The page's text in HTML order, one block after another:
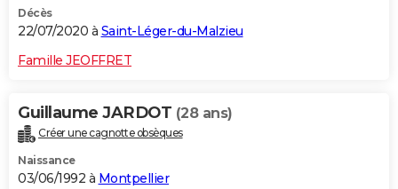
Décès
22/07/2020 à Saint-Léger-du-Malzieu
Famille JEOFFRET
Guillaume JARDOT (28 ans)
Créer une cagnotte obsèques
Naissance
03/06/1992 à Montpellier